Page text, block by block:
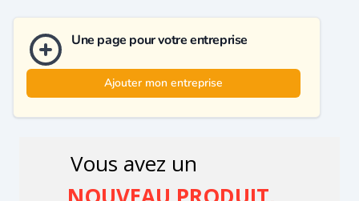
Une page pour votre entreprise
Ajouter mon entreprise